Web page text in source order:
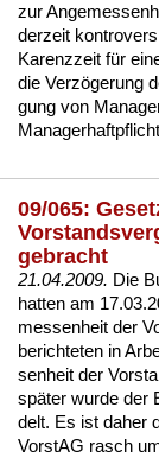
zur
der­zeit
Ka­renz­zeit für
die Verzöge­rung
gung von
09/065:
gebracht
21.04.2009. Die
hat­ten am
mes­sen­heit der
be­rich­te­ten in
sen­heit der
später wur­de der
delt. Es ist da­her
Vors­tAG rasch